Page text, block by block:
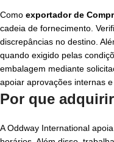
Como exportador de
cadeia de fornecimento.
discrepâncias no destino.
quando exigido pelas
embalagem mediante
apoiar aprovações internas
Por que
A Oddway International